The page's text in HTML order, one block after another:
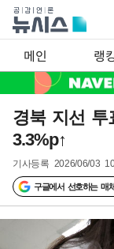
메인 랭
경북 지선 투
3.3%p↑
기사등록 2026/06/03
구글에서 선호하는 매